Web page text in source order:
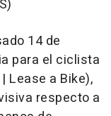
14 de
para el ciclista
Lease a Bike),
respecto a